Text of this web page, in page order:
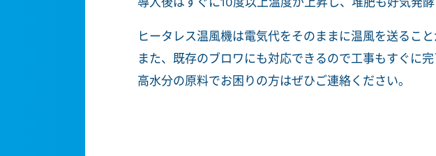
ヒータレス温風機は電気代をそのままに温風を送ること
また、既存のブロワにも対応できるので工事もすぐに完
高水分の原料でお困りの方はぜひご連絡ください。